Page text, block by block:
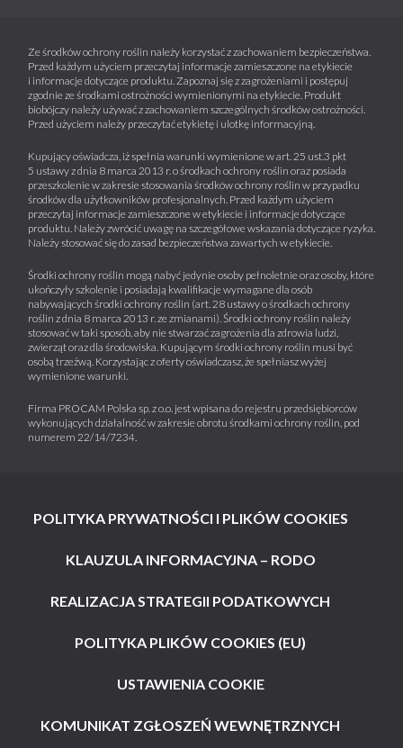
Ze środków ochrony roślin należy korzystać z zachowaniem bezpieczeństwa.
Przed każdym użyciem przeczytaj informacje zamieszczone na etykiecie
i informacje dotyczące produktu. Zapoznaj się z zagrożeniami i postępuj
zgodnie ze środkami ostrożności wymienionymi na etykiecie. Produkt
biobójczy należy używać z zachowaniem szczególnych środków ostrożności.
Przed użyciem należy przeczytać etykietę i ulotkę informacyjną.
Kupujący oświadcza, iż spełnia warunki wymienione w art. 25 ust.3 pkt
5 ustawy z dnia 8 marca 2013 r. o środkach ochrony roślin oraz posiada
przeszkolenie w zakresie stosowania środków ochrony roślin w przypadku
środków dla użytkowników profesjonalnych. Przed każdym użyciem
przeczytaj informacje zamieszczone w etykiecie i informacje dotyczące
produktu. Należy zwrócić uwagę na szczegółowe wskazania dotyczące ryzyka.
Należy stosować się do zasad bezpieczeństwa zawartych w etykiecie.
Środki ochrony roślin mogą nabyć jedynie osoby pełnoletnie oraz osoby, które
ukończyły szkolenie i posiadają kwalifikacje wymagane dla osób
nabywających środki ochrony roślin (art. 28 ustawy o środkach ochrony
roślin z dnia 8 marca 2013 r. ze zmianami). Środki ochrony roślin należy
stosować w taki sposób, aby nie stwarzać zagrożenia dla zdrowia ludzi,
zwierząt oraz dla środowiska. Kupującym środki ochrony roślin musi być
osobą trzeźwą. Korzystając z oferty oświadczasz, że spełniasz wyżej
wymienione warunki.
Firma PROCAM Polska sp. z o.o. jest wpisana do rejestru przedsiębiorców
wykonujących działalność w zakresie obrotu środkami ochrony roślin, pod
numerem 22/14/7234.
POLITYKA PRYWATNOŚCI I PLIKÓW COOKIES
KLAUZULA INFORMACYJNA – RODO
REALIZACJA STRATEGII PODATKOWYCH
POLITYKA PLIKÓW COOKIES (EU)
USTAWIENIA COOKIE
KOMUNIKAT ZGŁOSZEŃ WEWNĘTRZNYCH